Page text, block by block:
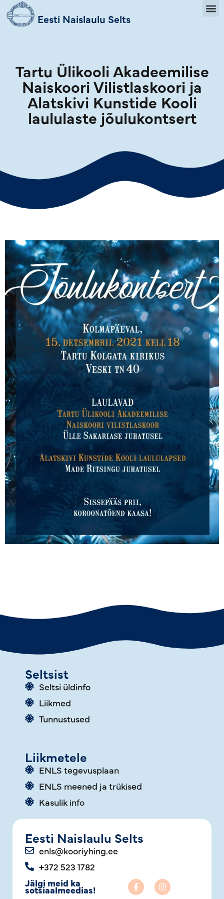
Eesti Naislaulu Selts
Tartu Ülikooli Akadeemilise
Naiskoori Vilistlaskoori ja
Alatskivi Kunstide Kooli
laululaste jõulukontsert
Seltsist
Seltsi üldinfo
Liikmed
Tunnustused
Liikmetele
ENLS tegevusplaan
ENLS meened ja trükised
Kasulik info
Eesti Naislaulu Selts
enls@kooriyhing.ee
+372 523 1782
Jälgi meid ka
sotsiaalmeedias!